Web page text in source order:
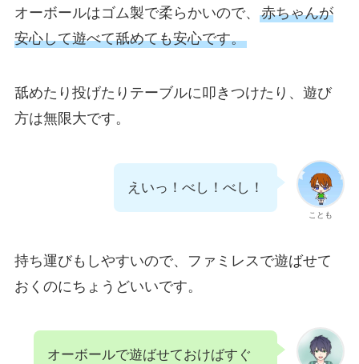
オーボールはゴム製で柔らかいので、 赤ちゃんが
安心して遊べて舐めても安心です。
舐めたり投げたりテーブルに叩きつけたり、遊び
方は無限大です。
ことも
えいっ！べし！べし！
持ち運びもしやすいので、ファミレスで遊ばせて
おくのにちょうどいいです。
オーボールで遊ばせておけばすぐ